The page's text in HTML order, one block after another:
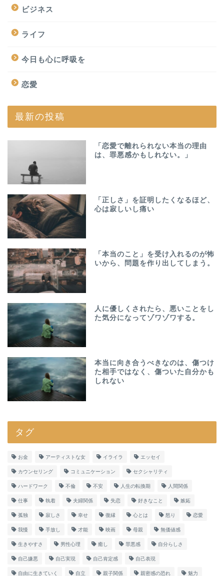
ビジネス
ライフ
今日も心に呼吸を
恋愛
最新の投稿
「恋愛で離れられない本当の理由
は、罪悪感かもしれない。」
「正しさ」を証明したくなるほど、
心は寂しいし痛い
「本当のこと」を受け入れるのが怖
いから、問題を作り出してしまう。
人に優しくされたら、悪いことをし
た気分になってゾワゾワする。
本当に向き合うべきなのは、傷つけ
た相手ではなく、傷ついた自分かも
しれない
タグ
お金 アーティストな女 イライラ エッセイ
カウンセリング コミュニケーション セクシャリティ
ハードワーク 不倫 不安 人生の転換期 人間関係
仕事 執着 夫婦関係 失恋 好きなこと 嫉妬
孤独 寂しさ 幸せ 復縁 心とは 怒り 恋愛
我慢 手放し 才能 映画 母親 無価値感
生きやすさ 男性心理 癒し 罪悪感 自分らしさ
自己嫌悪 自己実現 自己肯定感 自己表現
自由に生きていく 自立 親子関係 親密感の恐れ 魅力